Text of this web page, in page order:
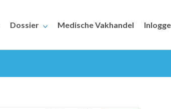
Dossier Medische Vakhandel